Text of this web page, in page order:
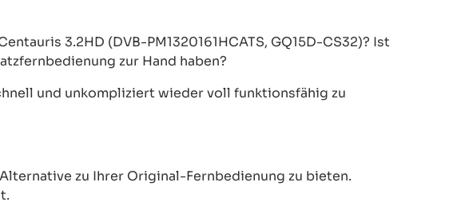
3.2HD (DVB-PM1320161HCATS, GQ15D-CS32)? Ist
zur Hand haben?
und unkompliziert wieder voll funktionsfähig zu
zu Ihrer Original-Fernbedienung zu bieten.